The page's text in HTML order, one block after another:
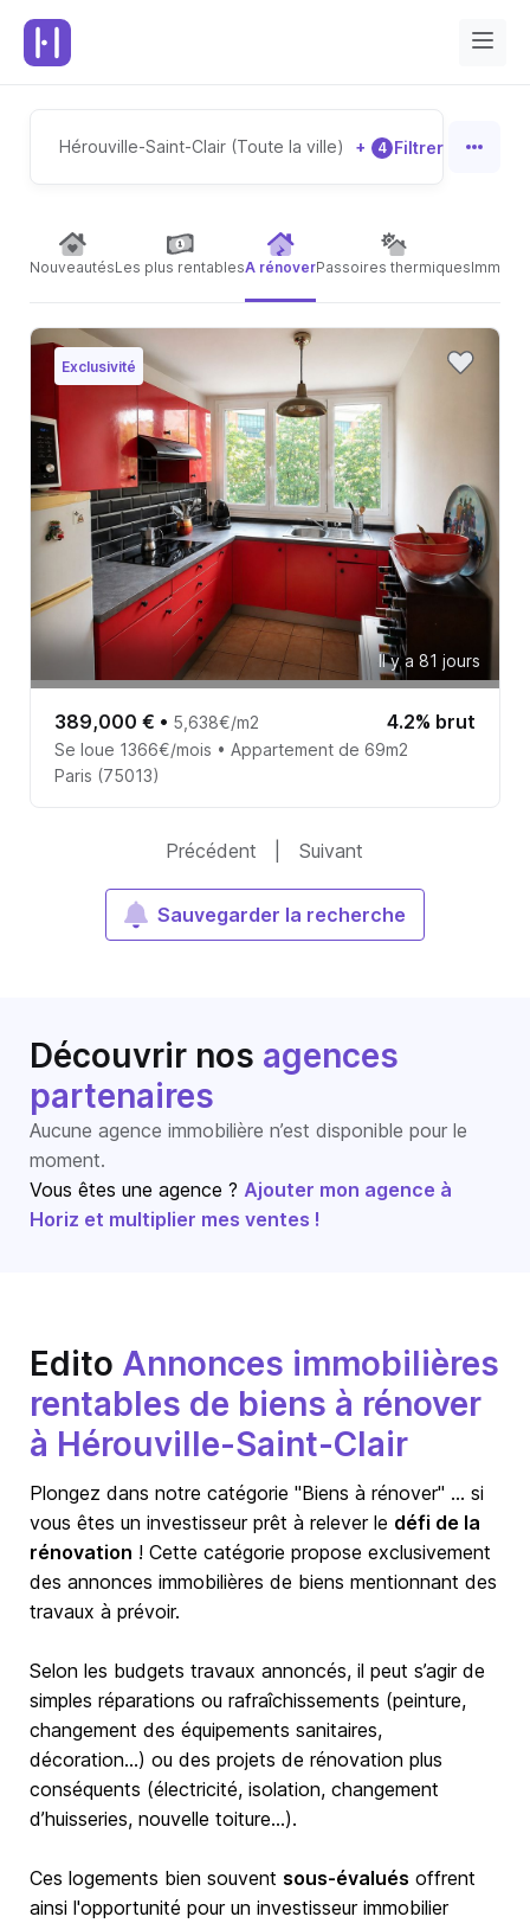
Hérouville-Saint-Clair (Toute la ville) + 4 Filtrer
NouveautésLes plus rentablesA rénoverPassoires thermiques
Exclusivité
Il y a 81 jours
389,000 € • 5,638€/m2 4.2% brut
Se loue 1366€/mois • Appartement de 69m2
Paris (75013)
Précédent Suivant
Sauvegarder la recherche
Découvrir nos agences
partenaires
Aucune agence immobilière n’est disponible pour le
moment.
Vous êtes une agence ? Ajouter mon agence à
Horiz et multiplier mes ventes !
Edito Annonces immobilières
rentables de biens à rénover
à Hérouville-Saint-Clair
Plongez dans notre catégorie "Biens à rénover" … si
vous êtes un investisseur prêt à relever le défi de la
rénovation ! Cette catégorie propose exclusivement
des annonces immobilières de biens mentionnant des
travaux à prévoir.
Selon les budgets travaux annoncés, il peut s’agir de
simples réparations ou rafraîchissements (peinture,
changement des équipements sanitaires,
décoration…) ou des projets de rénovation plus
conséquents (électricité, isolation, changement
d’huisseries, nouvelle toiture…).
Ces logements bien souvent sous-évalués offrent
ainsi l'opportunité pour un investisseur immobilier